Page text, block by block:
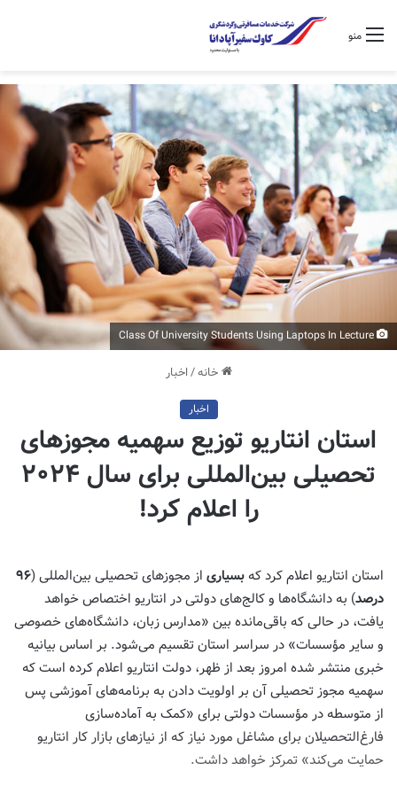
منو
خانه/اخبار
اخبار
استان انتاریو توزیع سهمیه مجوزهای
تحصیلی بین‌المللی برای سال ۲۰۲۴
را اعلام کرد!
استان انتاریو اعلام کرد که بسیاری از مجوزهای تحصیلی بین‌المللی (۹۶
درصد) به دانشگاه‌ها و کالج‌های دولتی در انتاریو اختصاص خواهد
یافت، در حالی که باقی‌مانده بین «مدارس زبان، دانشگاه‌های خصوصی
و سایر مؤسسات» در سراسر استان تقسیم می‌شود. بر اساس بیانیه
خبری منتشر شده امروز بعد از ظهر، دولت انتاریو اعلام کرده است که
سهمیه مجوز تحصیلی آن بر اولویت دادن به برنامه‌های آموزشی پس
از متوسطه در مؤسسات دولتی برای «کمک به آماده‌سازی
فارغ‌التحصیلان برای مشاغل مورد نیاز که از نیازهای بازار کار انتاریو
حمایت می‌کند» تمرکز خواهد داشت.